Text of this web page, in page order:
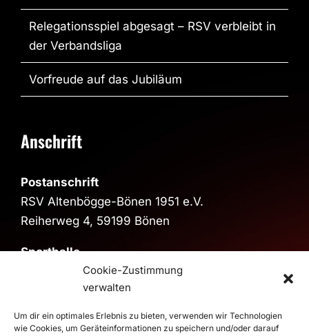
Cookie-Zustimmung
verwalten
Um dir ein optimales Erlebnis zu bieten, verwenden wir Technologien
wie Cookies, um Geräteinformationen zu speichern und/oder darauf
Relegationsspiel abgesagt – RSV verbleibt in
der Verbandsliga
Vorfreude auf das Jubiläum
Anschrift
Postanschrift
RSV Altenbögge-Bönen 1951 e.V.
Reiherweg 4, 59199 Bönen
Sporthalle
Sporthalle im Schulzentrum
Pestalozzistraße, 59199 Bönen
Route